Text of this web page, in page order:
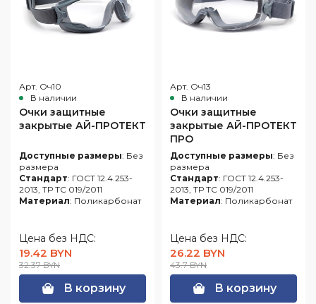
Арт. Оч10
В наличии
Очки защитные
закрытые АЙ-ПРОТЕКТ
Доступные размеры: Без
размера
Стандарт: ГОСТ 12.4.253-
2013, ТР ТС 019/2011
Материал: Поликарбонат
Цена без НДС:
19.42 BYN
32.37 BYN
В корзину
Арт. Оч13
В наличии
Очки защитные
закрытые АЙ-ПРОТЕКТ
ПРО
Доступные размеры: Без
размера
Стандарт: ГОСТ 12.4.253-
2013, ТР ТС 019/2011
Материал: Поликарбонат
Цена без НДС:
26.22 BYN
43.7 BYN
В корзину